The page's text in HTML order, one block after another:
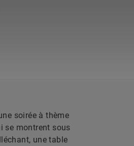
soirée à thème
se montrent sous
une table